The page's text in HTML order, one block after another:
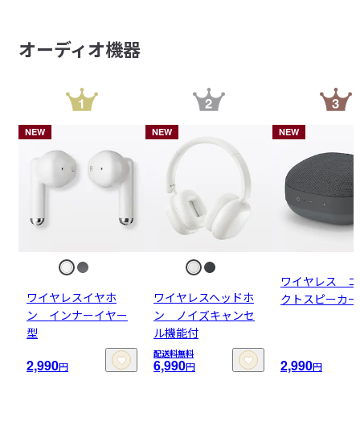
オーディオ機器
NEW
ワイヤレスイヤホ
ン インナーイヤー
型
2,990円
NEW
ワイヤレスヘッドホ
ン ノイズキャンセ
ル機能付
配送料無料
6,990円
NEW
ワイヤレス
クトスピーカー
2,990円